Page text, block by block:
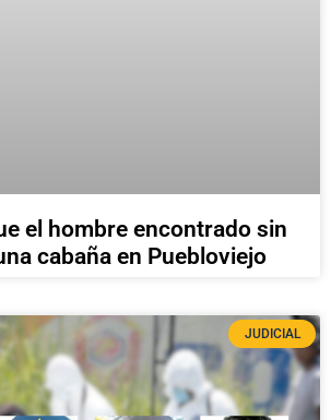
el hombre encontrado sin
cabaña en Puebloviejo
JUDICIAL